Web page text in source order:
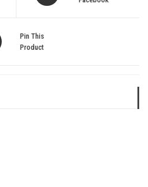
Pin This
Product